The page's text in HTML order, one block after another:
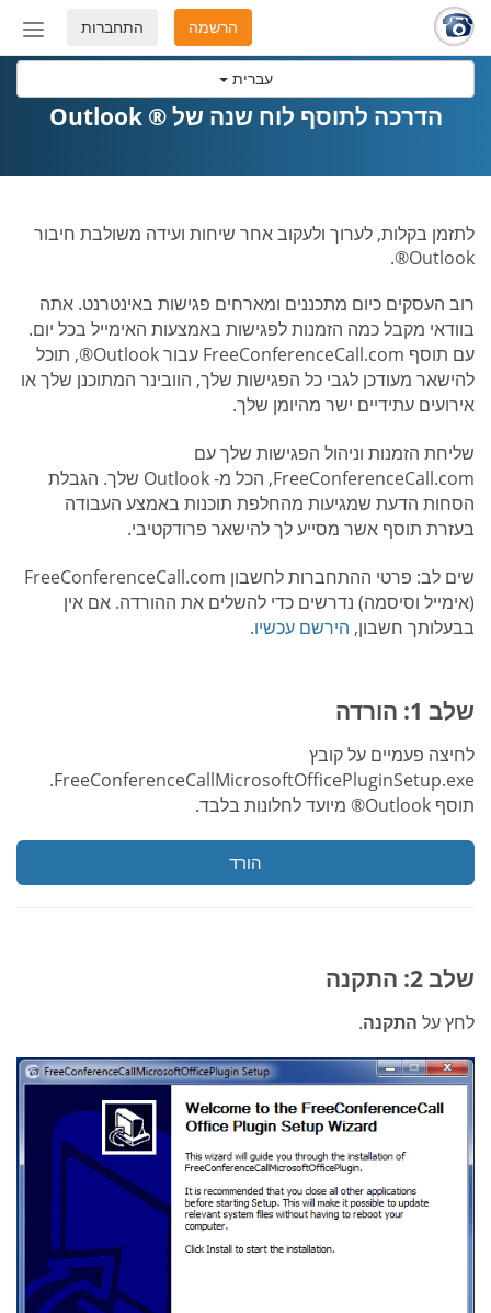
עברית
מצב
התחברות הרשמה
הדרכה לתוסף לוח שנה של ® Outlook
לתזמן בקלות, לערוך ולעקוב אחר שיחות ועידה משולבת חיבור
Outlook®.
רוב העסקים כיום מתכננים ומארחים פגישות באינטרנט. אתה
בוודאי מקבל כמה הזמנות לפגישות באמצעות האימייל בכל יום.
עם תוסף FreeConferenceCall.com עבור Outlook®, תוכל
להישאר מעודכן לגבי כל הפגישות שלך, הוובינר המתוכנן שלך או
אירועים עתידיים ישר מהיומן שלך.
שליחת הזמנות וניהול הפגישות שלך עם
FreeConferenceCall.com, הכל מ- Outlook שלך. הגבלת
הסחות הדעת שמגיעות מהחלפת תוכנות באמצע העבודה
בעזרת תוסף אשר מסייע לך להישאר פרודקטיבי.
שים לב: פרטי ההתחברות לחשבון FreeConferenceCall.com
(אימייל וסיסמה) נדרשים כדי להשלים את ההורדה. אם אין
בבעלותך חשבון, הירשם עכשיו.
שלב 1: הורדה
לחיצה פעמיים על קובץ
FreeConferenceCallMicrosoftOfficePluginSetup.exe.
תוסף Outlook® מיועד לחלונות בלבד.
הורד
שלב 2: התקנה
לחץ על התקנה.